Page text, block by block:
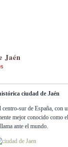
Jaén
ciudad de Jaén
centro-sur de España, con
mejor conocido como
ante el mundo.